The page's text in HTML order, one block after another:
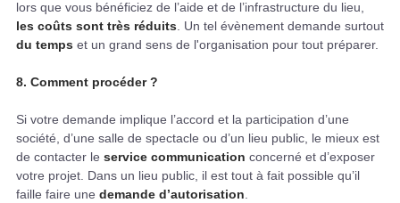
lors que vous bénéficiez de l’aide et de l’infrastructure du lieu,
les coûts sont très réduits . Un tel évènement demande surtout
du temps et un grand sens de l'organisation pour tout préparer.
8. Comment procéder ?
Si votre demande implique l’accord et la participation d’une
société, d’une salle de spectacle ou d’un lieu public, le mieux est
de contacter le service communication concerné et d’exposer
votre projet. Dans un lieu public, il est tout à fait possible qu’il
faille faire une demande d’autorisation